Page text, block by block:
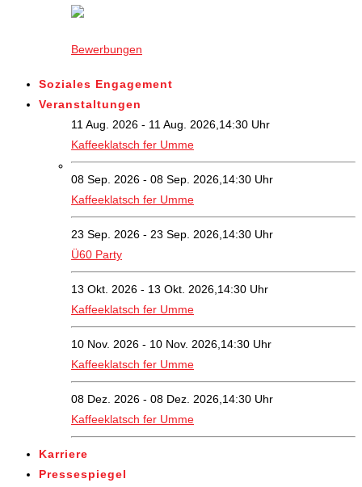
Bewerbungen
Soziales Engagement
Veranstaltungen
11 Aug. 2026 - 11 Aug. 2026,14:30 Uhr
Kaffeeklatsch fer Umme
08 Sep. 2026 - 08 Sep. 2026,14:30 Uhr
Kaffeeklatsch fer Umme
23 Sep. 2026 - 23 Sep. 2026,14:30 Uhr
Ü60 Party
13 Okt. 2026 - 13 Okt. 2026,14:30 Uhr
Kaffeeklatsch fer Umme
10 Nov. 2026 - 10 Nov. 2026,14:30 Uhr
Kaffeeklatsch fer Umme
08 Dez. 2026 - 08 Dez. 2026,14:30 Uhr
Kaffeeklatsch fer Umme
Karriere
Pressespiegel